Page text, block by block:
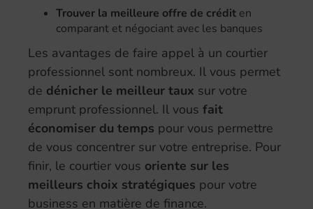
Trouver la meilleure offre de crédit en
comparant et négociant avec les banques
Les avantages de faire appel à un courtier
professionnel sont nombreux. Il vous permet
de dénicher le meilleur taux sur votre
emprunt professionnel. Il vous fait
économiser du temps pour vous permettre
de vous concentrer sur votre entreprise. Pour
finir, le courtier vous oriente sur les
meilleurs choix stratégiques pour votre
business en matière de finance.